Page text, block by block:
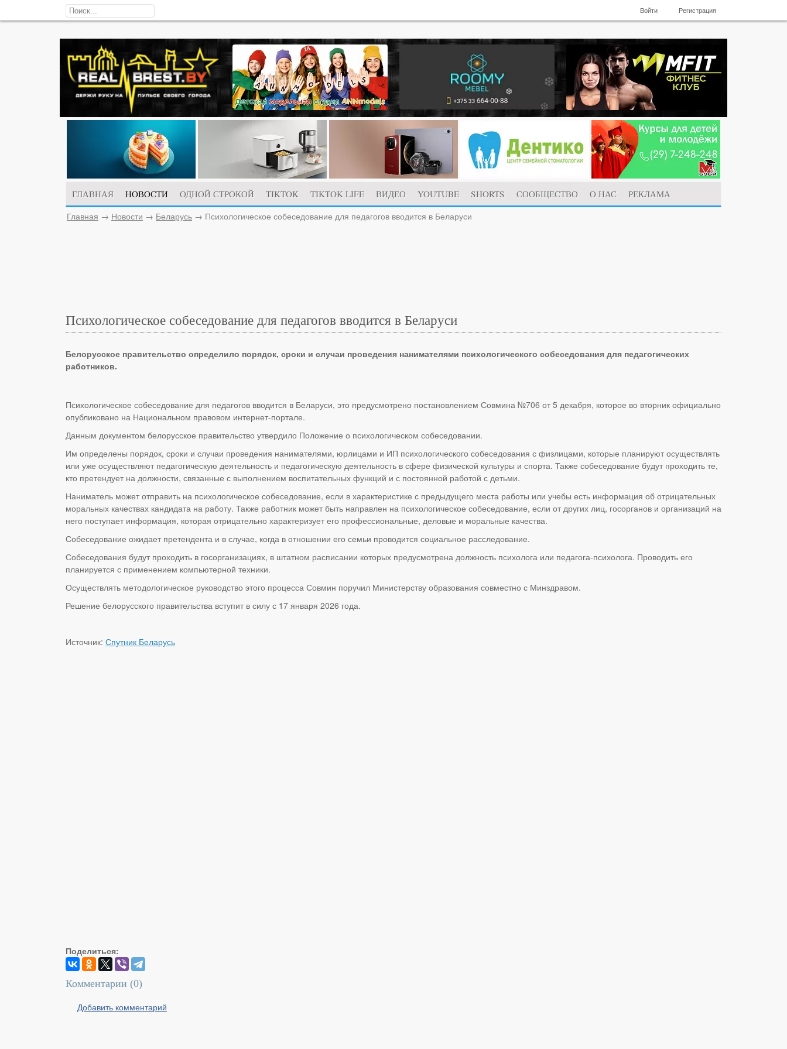
Войти Регистрация
ГЛАВНАЯ НОВОСТИ ОДНОЙ СТРОКОЙ TIKTOK TIKTOK LIFE ВИДЕО YOUTUBE SHORTS СООБЩЕСТВО О НАС
РЕКЛАМА
Главная → Новости → Беларусь → Психологическое собеседование для педагогов вводится в Беларуси
Психологическое собеседование для педагогов вводится в Беларуси
Белорусское правительство определило порядок, сроки и случаи проведения нанимателями психологического собеседования для педагогических
работников.
Психологическое собеседование для педагогов вводится в Беларуси, это предусмотрено постановлением Совмина №706 от 5 декабря, которое во вторник официально
опубликовано на Национальном правовом интернет-портале.
Данным документом белорусское правительство утвердило Положение о психологическом собеседовании.
Им определены порядок, сроки и случаи проведения нанимателями, юрлицами и ИП психологического собеседования с физлицами, которые планируют осуществлять
или уже осуществляют педагогическую деятельность и педагогическую деятельность в сфере физической культуры и спорта. Также собеседование будут проходить те,
кто претендует на должности, связанные с выполнением воспитательных функций и с постоянной работой с детьми.
Наниматель может отправить на психологическое собеседование, если в характеристике с предыдущего места работы или учебы есть информация об отрицательных
моральных качествах кандидата на работу. Также работник может быть направлен на психологическое собеседование, если от других лиц, госорганов и организаций на
него поступает информация, которая отрицательно характеризует его профессиональные, деловые и моральные качества.
Собеседование ожидает претендента и в случае, когда в отношении его семьи проводится социальное расследование.
Собеседования будут проходить в госорганизациях, в штатном расписании которых предусмотрена должность психолога или педагога-психолога. Проводить его
планируется с применением компьютерной техники.
Осуществлять методологическое руководство этого процесса Совмин поручил Министерству образования совместно с Минздравом.
Решение белорусского правительства вступит в силу с 17 января 2026 года.
Источник: Спутник Беларусь
Поделиться:
Комментарии (0)
Добавить комментарий